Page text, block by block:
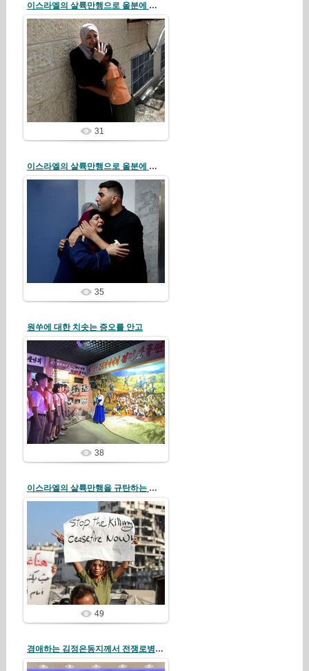
이스라엘의 살륙만행으로 울분에 찬 팔레스티나인들
26/08/05
redstartvkp
31
이스라엘의 살륙만행으로 울분에 찬 팔레스티나인들
26/08/05
redstartvkp
35
원쑤에 대한 치솟는 증오를 안고
26/08/04
redstartvkp
38
이스라엘의 살륙만행을 규탄하는 팔레스티나인들
26/08/01
redstartvkp
49
경애하는 김정은동지께서 전쟁로병들과 전시공로자들을 만나시고 기념사진을 찍으시였다